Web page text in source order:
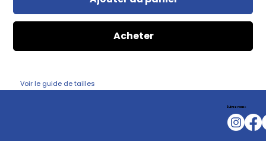
Acheter
Voir le guide de tailles
Suivez nous :